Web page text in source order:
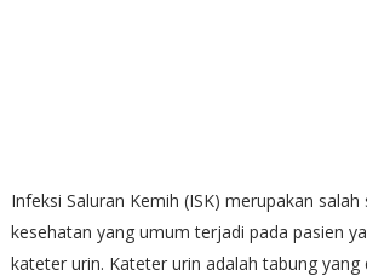
Infeksi Saluran Kemih (ISK) merupakan
kesehatan yang umum terjadi pada pasien
kateter urin. Kateter urin adalah tabung yang